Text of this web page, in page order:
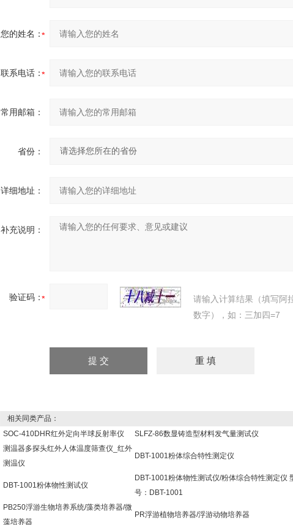
您的姓名：
联系电话：
常用邮箱：
省份：
详细地址：
补充说明：
验证码：
请输入计算结果（填写阿
数字），如：三加四=7
相关同类产品：
SOC-410DHR红外定向半球反射率仪
SLFZ-86数显铸造型材料发气量测试仪
测温器多探头红外人体温度筛查仪_红外
测温仪
DBT-1001粉体综合特性测定仪
DBT-1001粉体物性测试仪
DBT-1001粉体物性测试仪/粉体综合特性测定仪
号：DBT-1001
PB250浮游生物培养系统/藻类培养器/微
藻培养器
PR浮游植物培养器/浮游动物培养器